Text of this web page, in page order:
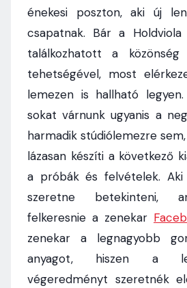
énekesi poszton, aki új
csapatnak. Bár a
találkozhatott a közönség
tehetségével, most
lemezen is hallható
sokat várnunk ugyanis a
harmadik stúdiólemezre
lázasan készíti a következő
a próbák és felvételek. Aki
szeretne betekinteni,
felkeresnie a zenekar
zenekar a legnagyobb
anyagot, hiszen a
végeredményt szeretnék